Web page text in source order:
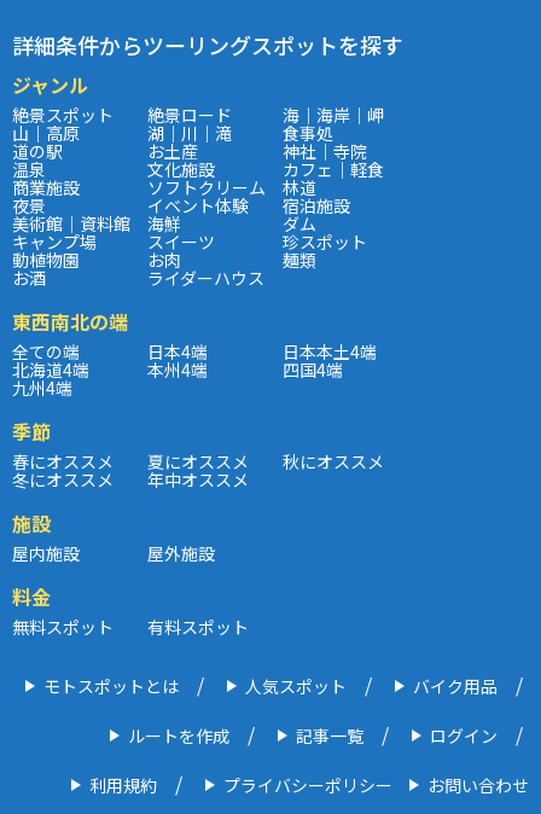
詳細条件からツーリングスポットを探す
ジャンル
絶景スポット 絶景ロード 海｜海岸｜岬
山｜高原 湖｜川｜滝 食事処
道の駅 お土産 神社｜寺院
温泉 文化施設 カフェ｜軽食
商業施設 ソフトクリーム 林道
夜景 イベント体験 宿泊施設
美術館｜資料館 海鮮 ダム
キャンプ場 スイーツ 珍スポット
動植物園 お肉 麺類
お酒 ライダーハウス
東西南北の端
全ての端 日本4端 日本本土4端
北海道4端 本州4端 四国4端
九州4端
季節
春にオススメ 夏にオススメ 秋にオススメ
冬にオススメ 年中オススメ
施設
屋内施設 屋外施設
料金
無料スポット 有料スポット
モトスポットとは 人気スポット バイク用品
ルートを作成 記事一覧 ログイン
利用規約 プライバシーポリシー お問い合わせ